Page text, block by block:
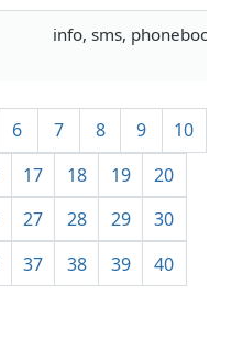
info, sms, phonebook
6 7 8 9
10
17 18 19
20
27 28 29
30
37 38 39
40